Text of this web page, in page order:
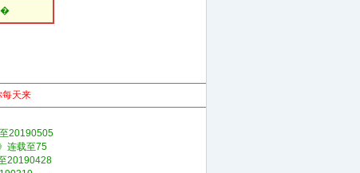
�
每天来
20190505
连载至75
20190428